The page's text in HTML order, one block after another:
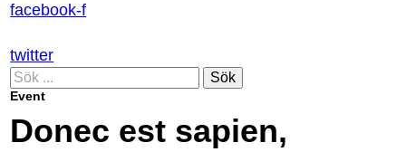
facebook-f
twitter
Sök
Event
Donec est sapien,